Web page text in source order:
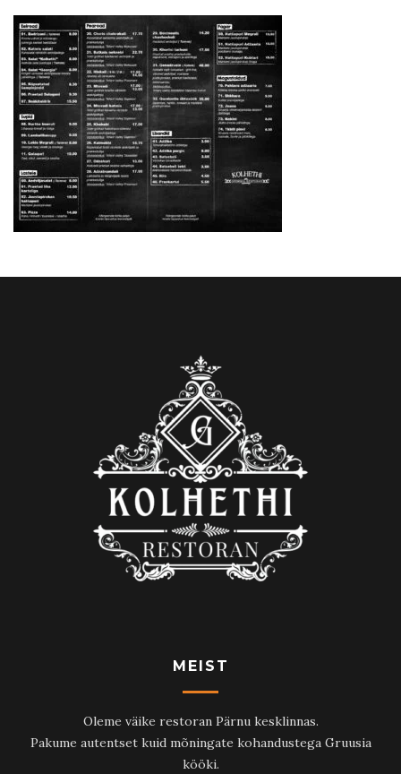
MEIST
Oleme väike restoran Pärnu kesklinnas.
Pakume autentset kuid mõningate kohandustega Gruusia
kööki.